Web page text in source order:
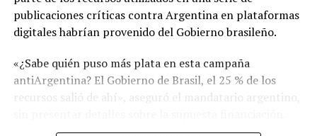
publicaciones críticas contra Argentina en plataformas
digitales habrían provenido del Gobierno brasileño.
«¿Sabe quién puso más plata en esta campaña
antiArgentina? El Gobierno de Brasil, el 25 % de los
recursos salió de ahí», aseguró el mandatario argentino,